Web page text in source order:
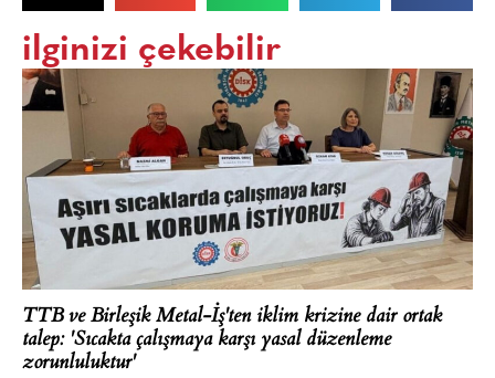
ilginizi çekebilir
TTB ve Birleşik Metal-İş'ten iklim krizine dair ortak
talep: 'Sıcakta çalışmaya karşı yasal düzenleme
zorunluluktur'